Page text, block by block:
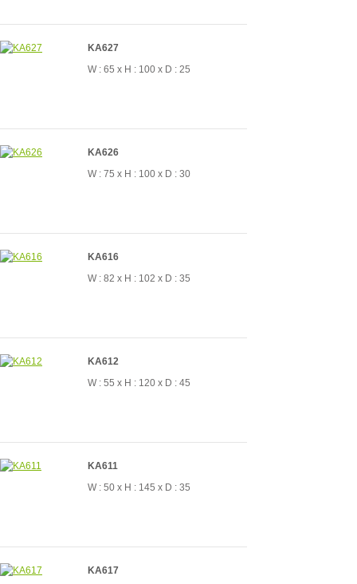
KA627
W : 65 x H : 100 x D : 25
KA626
W : 75 x H : 100 x D : 30
KA616
W : 82 x H : 102 x D : 35
KA612
W : 55 x H : 120 x D : 45
KA611
W : 50 x H : 145 x D : 35
KA617